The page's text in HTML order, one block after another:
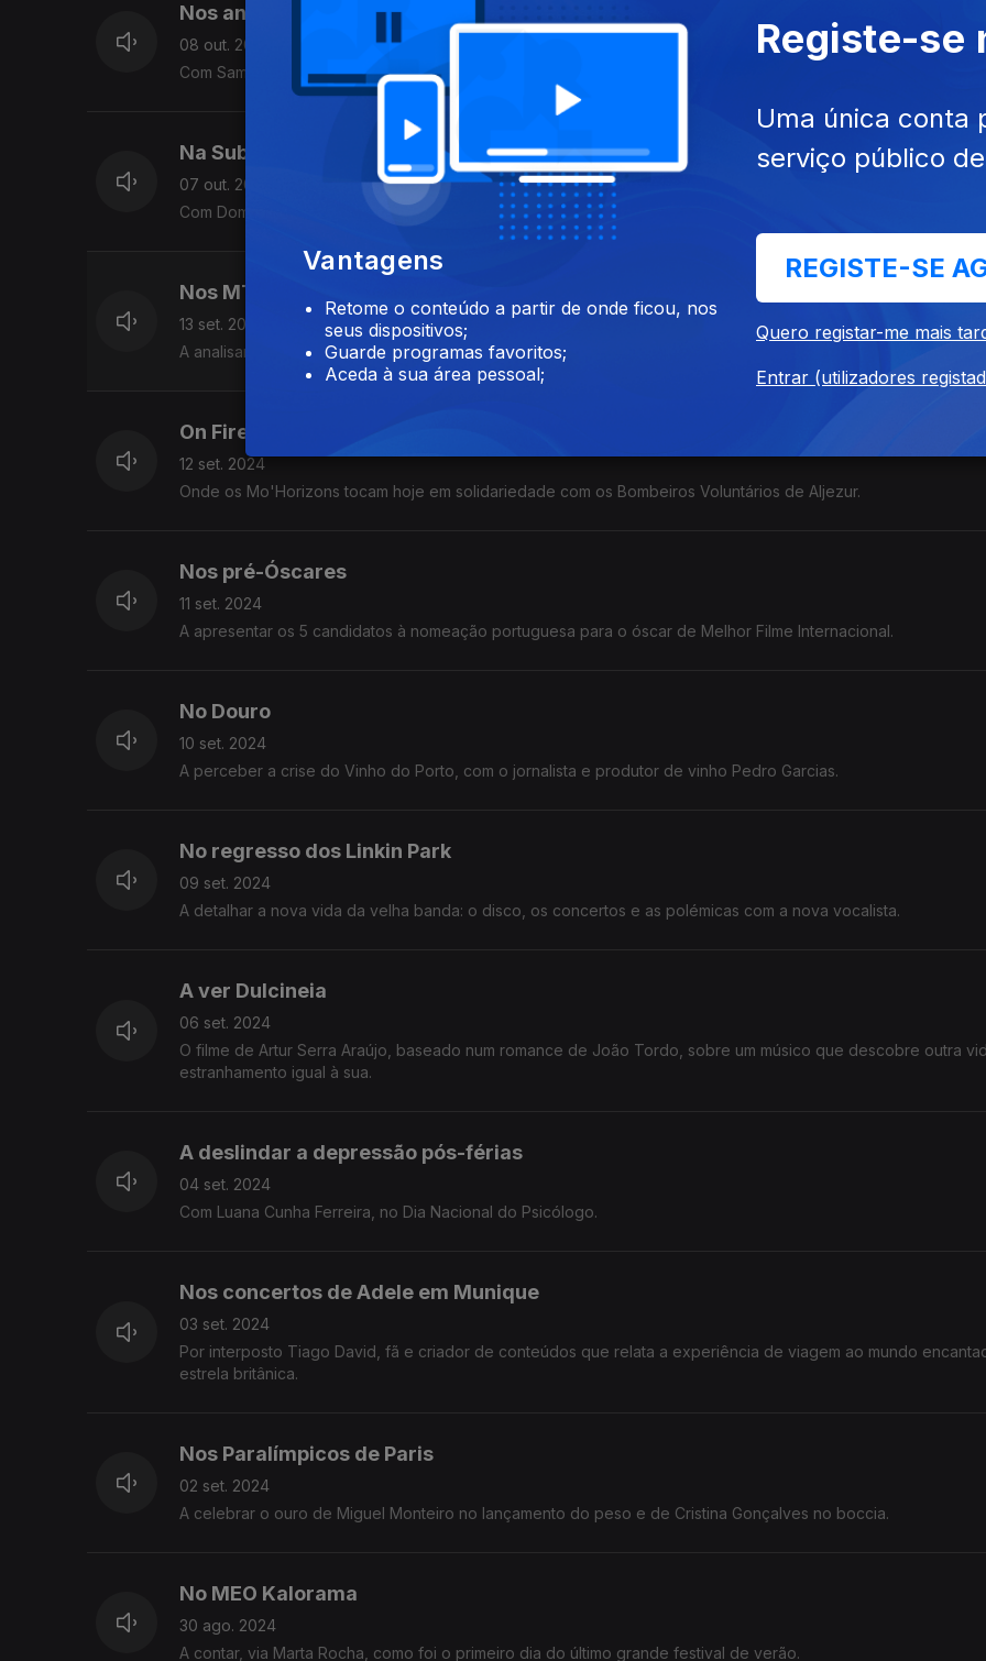
Nos anos 2000
08 out. 2024
Com Samuel Úria, antecipando o segundo concerto de (pré)apresentação de 2000 A.D.
Na Subida Infinita +
07 out. 2024
Com Domingos Coimbra, a escutar o disco de instrumentais dos Capitão Fausto.
Nos MTV Video Music Awards
13 set. 2024
A analisar os looks da gala, com a designer de moda Maria Carlos Baptista.
On Fire, em Odeceixe
12 set. 2024
Onde os Mo'Horizons tocam hoje em solidariedade com os Bombeiros Voluntários de Aljezur.
Nos pré-Óscares
11 set. 2024
A apresentar os 5 candidatos à nomeação portuguesa para o óscar de Melhor Filme Internacional.
No Douro
10 set. 2024
A perceber a crise do Vinho do Porto, com o jornalista e produtor de vinho Pedro Garcias.
No regresso dos Linkin Park
09 set. 2024
A detalhar a nova vida da velha banda: o disco, os concertos e as polémicas com a nova vocalista.
A ver Dulcineia
06 set. 2024
O filme de Artur Serra Araújo, baseado num romance de João Tordo, sobre um músico que descobre outra
estranhamento igual à sua.
A deslindar a depressão pós-férias
04 set. 2024
Com Luana Cunha Ferreira, no Dia Nacional do Psicólogo.
Nos concertos de Adele em Munique
03 set. 2024
Por interposto Tiago David, fã e criador de conteúdos que relata a experiência de viagem ao mundo
estrela britânica.
Nos Paralímpicos de Paris
02 set. 2024
A celebrar o ouro de Miguel Monteiro no lançamento do peso e de Cristina Gonçalves no boccia.
No MEO Kalorama
30 ago. 2024
A contar, via Marta Rocha, como foi o primeiro dia do último grande festival de verão.
Vantagens
Retome o conteúdo a partir de onde ficou, nos
seus dispositivos;
Guarde programas favoritos;
Aceda à sua área pessoal;
Registe-se
Uma única conta
serviço público
REGISTE-SE
Quero registar-me mais
Entrar (utilizadores